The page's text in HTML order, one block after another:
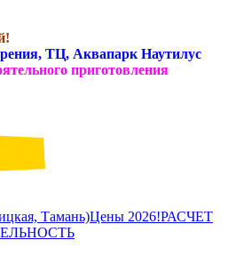
ТЦ, Аквапарк Наутилус
приготовления
Тамань)Цены 2026!РАСЧЕТ